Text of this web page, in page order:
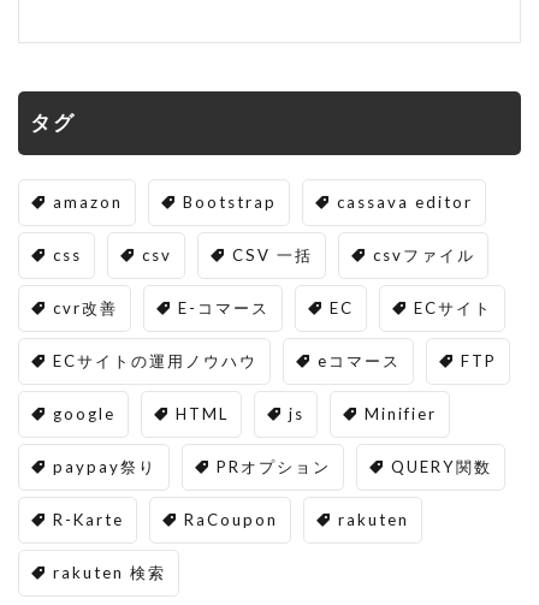
タグ
amazon Bootstrap cassava editor
css csv CSV 一括 csvファイル
cvr改善 E-コマース EC ECサイト
ECサイトの運用ノウハウ eコマース FTP
google HTML js Minifier
paypay祭り PRオプション QUERY関数
R-Karte RaCoupon rakuten
rakuten 検索